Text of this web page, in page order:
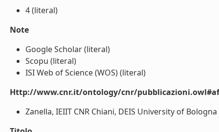
4 (literal)
Note
Google Scholar (literal)
Scopu (literal)
ISI Web of Science (WOS) (literal)
Http://www.cnr.it/ontology/cnr/
Zanella, IEIIT CNR Chiani, DEIS University of